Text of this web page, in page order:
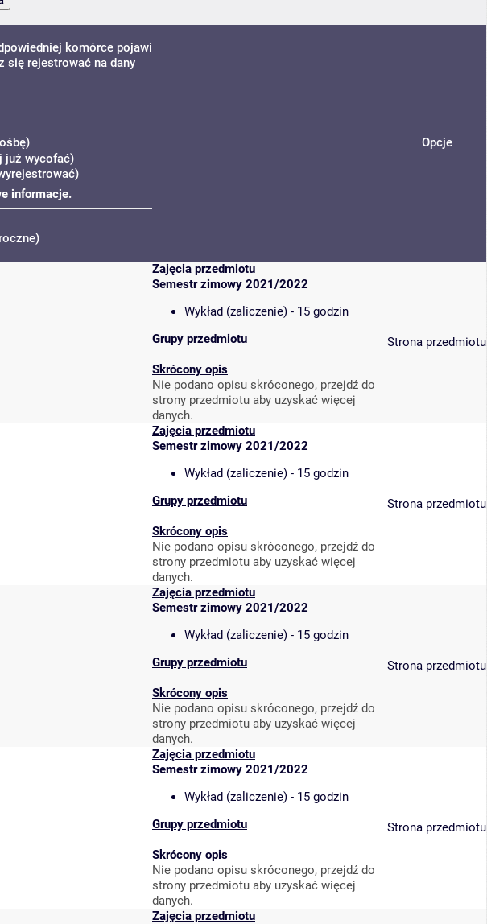
komórce pojawi
się rejestrować na dany
już wycofać)
informacje.
Opcje
Zajęcia przedmiotu
Semestr zimowy 2021/2022
Wykład (zaliczenie) - 15 godzin
Grupy przedmiotu
Skrócony opis
Nie podano opisu skróconego, przejdź do
strony przedmiotu aby uzyskać więcej
danych.
Strona przedmiotu
Zajęcia przedmiotu
Semestr zimowy 2021/2022
Wykład (zaliczenie) - 15 godzin
Grupy przedmiotu
Skrócony opis
Nie podano opisu skróconego, przejdź do
strony przedmiotu aby uzyskać więcej
danych.
Strona przedmiotu
Zajęcia przedmiotu
Semestr zimowy 2021/2022
Wykład (zaliczenie) - 15 godzin
Grupy przedmiotu
Skrócony opis
Nie podano opisu skróconego, przejdź do
strony przedmiotu aby uzyskać więcej
danych.
Strona przedmiotu
Zajęcia przedmiotu
Semestr zimowy 2021/2022
Wykład (zaliczenie) - 15 godzin
Grupy przedmiotu
Skrócony opis
Nie podano opisu skróconego, przejdź do
strony przedmiotu aby uzyskać więcej
danych.
Strona przedmiotu
Zajęcia przedmiotu